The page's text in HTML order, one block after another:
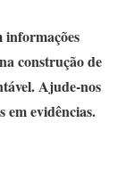
informações
construção de
Ajude-nos
em evidências.